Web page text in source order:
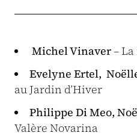
Michel Vinaver–
Evelyne Ertel,
au Jardin d’Hiver
Philippe Di Meo,
Valère Novarina